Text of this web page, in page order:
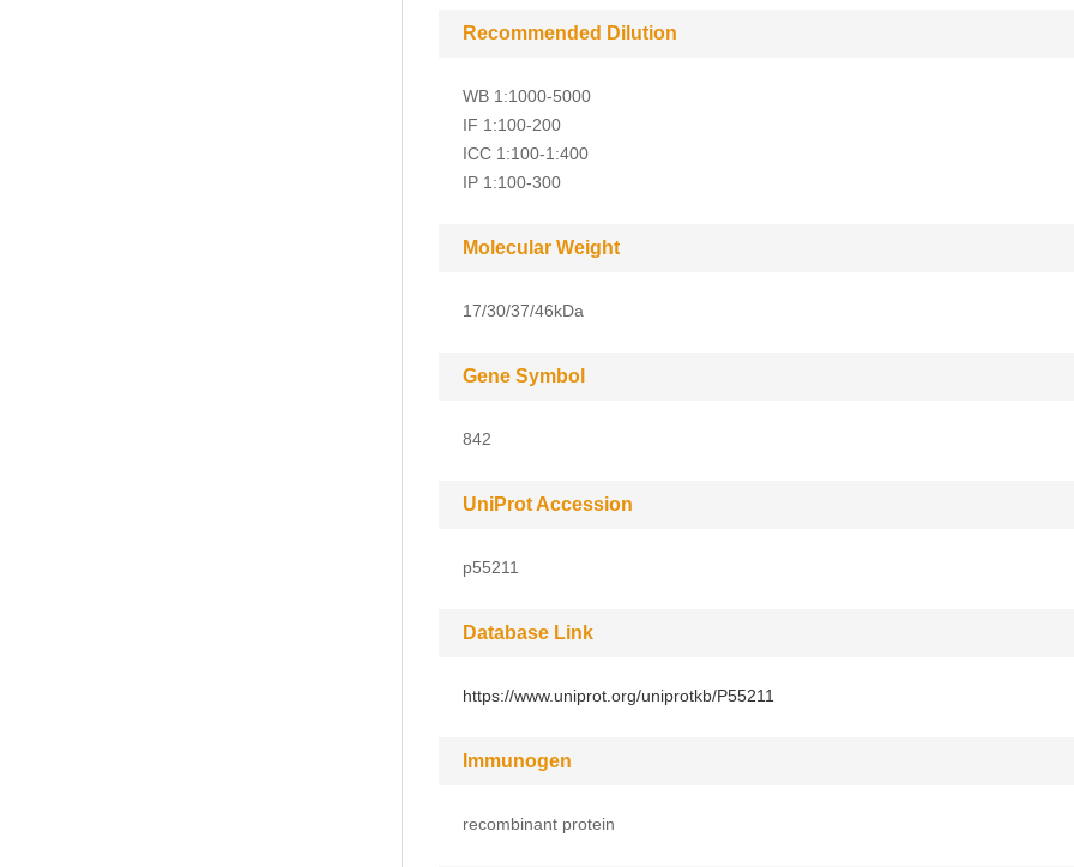
Recommended Dilution
WB 1:1000-5000
IF 1:100-200
ICC 1:100-1:400
IP 1:100-300
Molecular Weight
17/30/37/46kDa
Gene Symbol
842
UniProt Accession
p55211
Database Link
https://www.uniprot.org/uniprotkb/P55211
Immunogen
recombinant protein